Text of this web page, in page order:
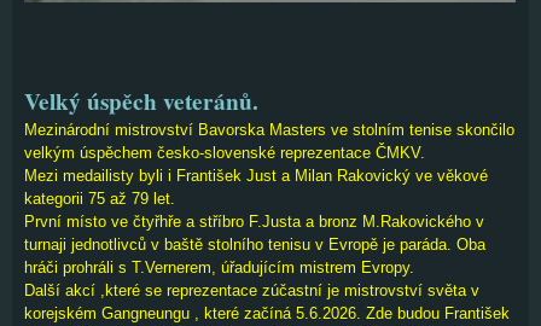
Velký úspěch veteránů.
Mezinárodní mistrovství Bavorska Masters ve stolním tenise skončilo
velkým úspěchem česko-slovenské reprezentace ČMKV.
Mezi medailisty byli i František Just a Milan Rakovický ve věkové
kategorii 75 až 79 let.
První místo ve čtyřhře a stříbro F.Justa a bronz M.Rakovického v
turnaji jednotlivců v baště stolního tenisu v Evropě je paráda. Oba
hráči prohráli s T.Vernerem, úřadujícím mistrem Evropy.
Další akcí ,které se reprezentace zúčastní je mistrovství světa v
korejském Gangneungu , které začíná 5.6.2026. Zde budou František